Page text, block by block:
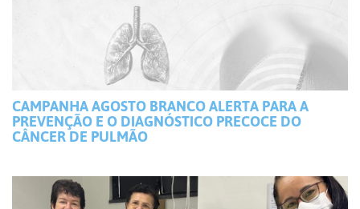
CAMPANHA AGOSTO BRANCO ALERTA PARA A
PREVENÇÃO E O DIAGNÓSTICO PRECOCE DO
CÂNCER DE PULMÃO